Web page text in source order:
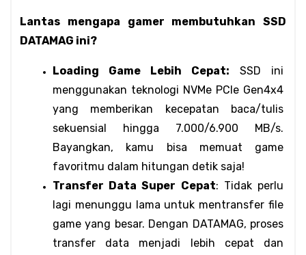
Lantas mengapa gamer membutuhkan SSD
DATAMAG ini?
Loading Game Lebih Cepat: SSD ini
menggunakan teknologi NVMe PCIe Gen4x4
yang memberikan kecepatan baca/tulis
sekuensial hingga 7.000/6.900 MB/s.
Bayangkan, kamu bisa memuat game
favoritmu dalam hitungan detik saja!
Transfer Data Super Cepat: Tidak perlu
lagi menunggu lama untuk mentransfer file
game yang besar. Dengan DATAMAG, proses
transfer data menjadi lebih cepat dan